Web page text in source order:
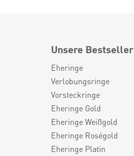
Unsere Bestseller
Eheringe
Verlobungsringe
Vorsteckringe
Eheringe Gold
Eheringe Weißgold
Eheringe Roségold
Eheringe Platin